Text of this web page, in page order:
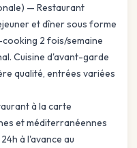
— Restaurant
et dîner sous forme
2 fois/semaine
Cuisine d'avant-garde
qualité, entrées variées
à la carte
et méditerranéennes
à l'avance au